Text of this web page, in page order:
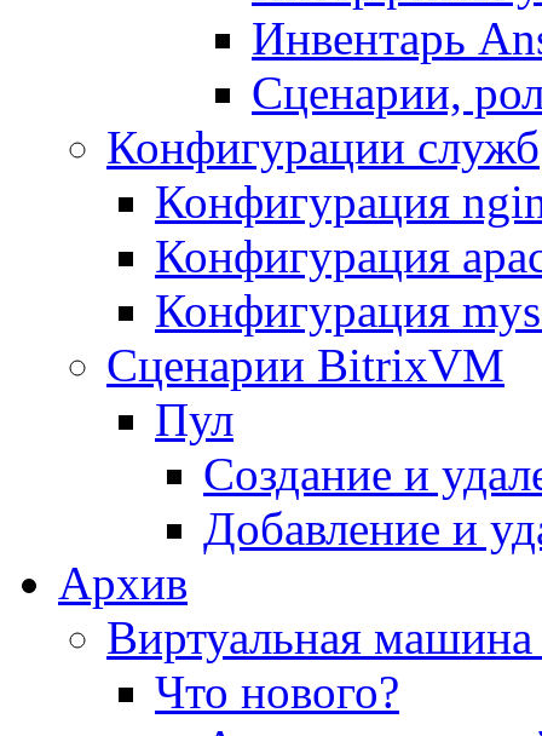
Инвентарь
Сценарии,
Конфигурации служб
Конфигурация
Конфигурация
Конфигурация
Сценарии BitrixVM
Пул
Создание и
Добавление и
Архив
Виртуальная
Что нового?